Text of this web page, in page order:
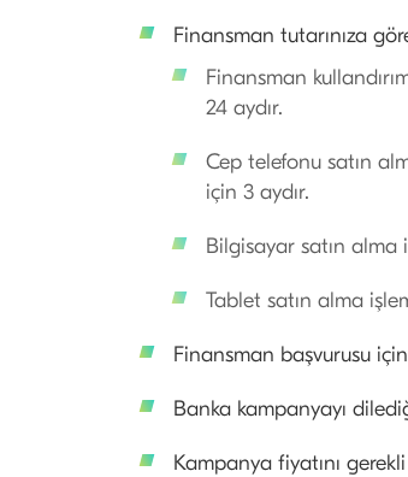
​Finansman tutarınıza
Finansman
24 aydır.
Cep telefonu satın
için 3 aydır.
Bilgisayar satın alma
Tablet satın alma
​Finansman başvurusu
Banka kampanyayı
Kampanya fiyatını